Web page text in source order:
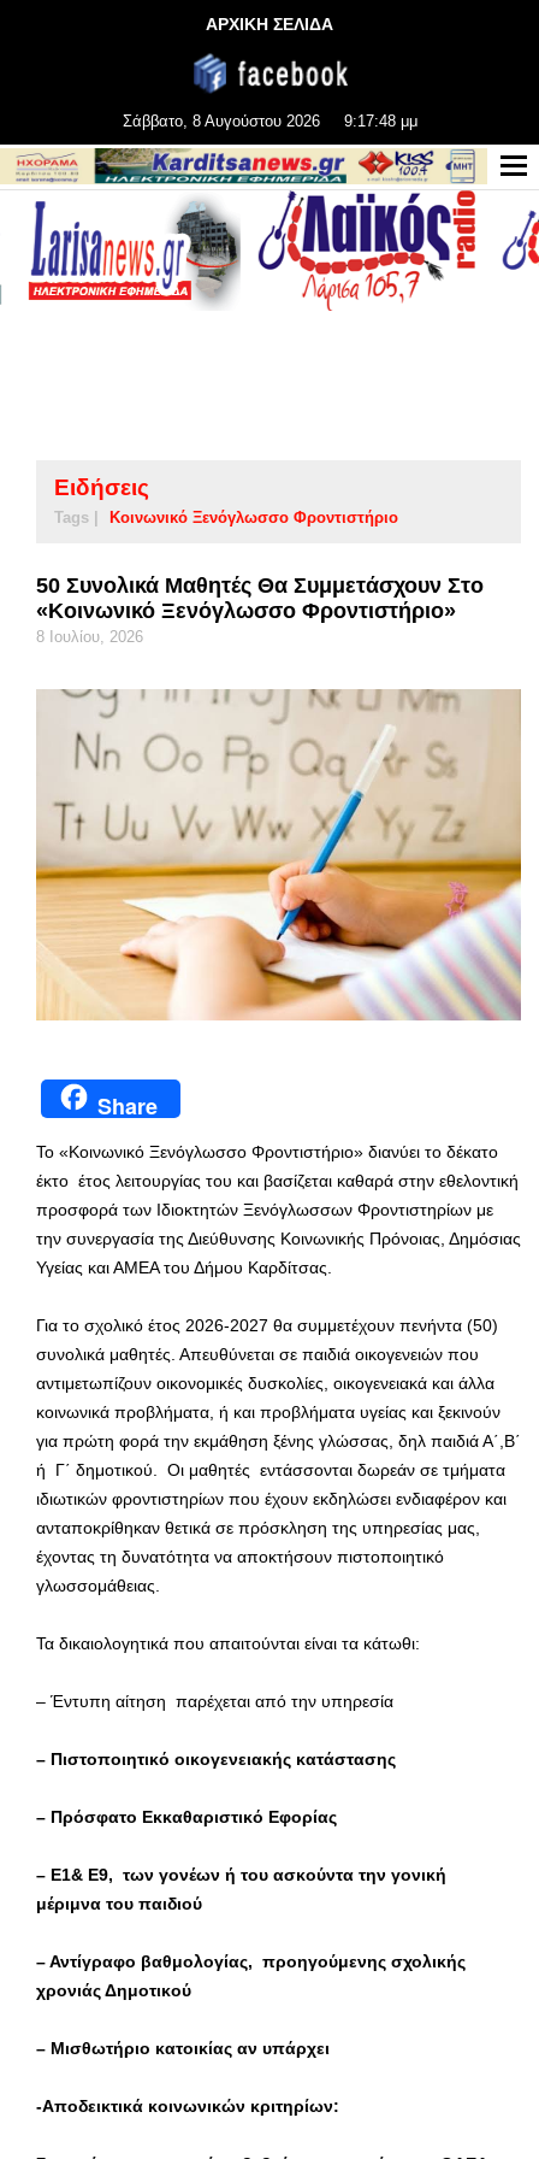
ΑΡΧΙΚΗ ΣΕΛΙΔΑ
Σάββατο, 8 Αυγούστου 2026 9:17:49 μμ
Ειδήσεις
Tags | Κοινωνικό Ξενόγλωσσο Φροντιστήριο
50 Συνολικά Μαθητές Θα Συμμετάσχουν Στο
«Κοινωνικό Ξενόγλωσσο Φροντιστήριο»
8 Ιουλίου, 2026
Share
Το «Κοινωνικό Ξενόγλωσσο Φροντιστήριο» διανύει το δέκατο
έκτο έτος λειτουργίας του και βασίζεται καθαρά στην εθελοντική
προσφορά των Ιδιοκτητών Ξενόγλωσσων Φροντιστηρίων με
την συνεργασία της Διεύθυνσης Κοινωνικής Πρόνοιας, Δημόσιας
Υγείας και ΑΜΕΑ του Δήμου Καρδίτσας.
Για το σχολικό έτος 2026-2027 θα συμμετέχουν πενήντα (50)
συνολικά μαθητές. Απευθύνεται σε παιδιά οικογενειών που
αντιμετωπίζουν οικονομικές δυσκολίες, οικογενειακά και άλλα
κοινωνικά προβλήματα, ή και προβλήματα υγείας και ξεκινούν
για πρώτη φορά την εκμάθηση ξένης γλώσσας, δηλ παιδιά Α΄,Β΄
ή Γ΄ δημοτικού. Οι μαθητές εντάσσονται δωρεάν σε τμήματα
ιδιωτικών φροντιστηρίων που έχουν εκδηλώσει ενδιαφέρον και
ανταποκρίθηκαν θετικά σε πρόσκληση της υπηρεσίας μας,
έχοντας τη δυνατότητα να αποκτήσουν πιστοποιητικό
γλωσσομάθειας.
Τα δικαιολογητικά που απαιτούνται είναι τα κάτωθι:
– Έντυπη αίτηση παρέχεται από την υπηρεσία
– Πιστοποιητικό οικογενειακής κατάστασης
– Πρόσφατο Εκκαθαριστικό Εφορίας
– Ε1& Ε9, των γονέων ή του ασκούντα την γονική
μέριμνα του παιδιού
– Αντίγραφο βαθμολογίας, προηγούμενης σχολικής
χρονιάς Δημοτικού
– Μισθωτήριο κατοικίας αν υπάρχει
-Αποδεικτικά κοινωνικών κριτηρίων: